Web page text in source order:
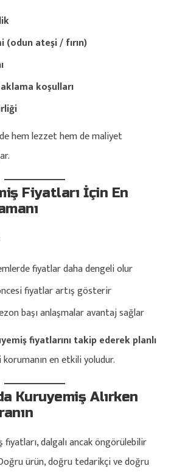
ateşi / fırın)
koşulları
hem lezzet hem de maliyet
Fiyatları İçin En
fiyatlar daha dengeli olur
fiyatlar artış gösterir
başı anlaşmalar avantaj sağlar
fiyatlarını takip ederek planlı
en etkili yoludur.
Kuruyemiş Alırken
fiyatları, dalgalı ancak öngörülebilir
ürün, doğru tedarikçi ve doğru